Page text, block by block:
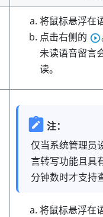
将鼠标悬浮在
点击右侧的
未读语音留言
读。
注：
仅当系统管理员
言转写功能且具
分钟数时才支持
将鼠标悬浮在